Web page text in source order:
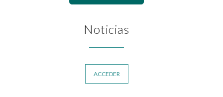
Noticias
ACCEDER